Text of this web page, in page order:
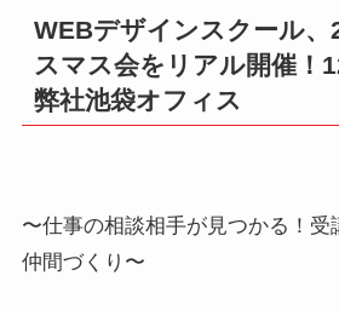
WEBデザインスクール、
スマス会をリアル開催！
弊社池袋オフィス
〜仕事の相談相手が見つかる！受
仲間づくり〜